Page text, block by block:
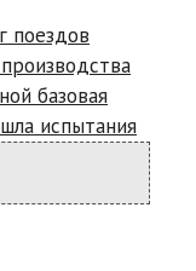
поездов
базовая
испытания